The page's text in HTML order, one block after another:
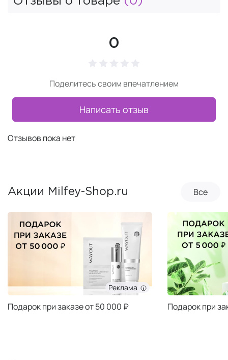
0
Поделитесь своим впечатлением
Написать отзыв
Отзывов пока нет
Акции Milfey-Shop.ru Все
Реклама
Подарок при заказе от 50 000 ₽ Подарок при